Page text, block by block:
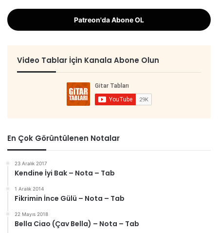
Patreon'da Abone OL
Video Tablar İçin Kanala Abone Olun
En Çok Görüntülenen Notalar
23 Aralık 2017
Kendine İyi Bak – Nota – Tab
1 Aralık 2014
Fikrimin İnce Gülü – Nota – Tab
22 Mayıs 2018
Bella Ciao (Çav Bella) – Nota – Tab